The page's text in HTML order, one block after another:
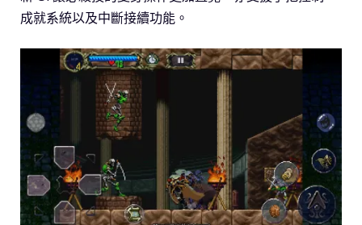
成就系統以及中斷接續功能。